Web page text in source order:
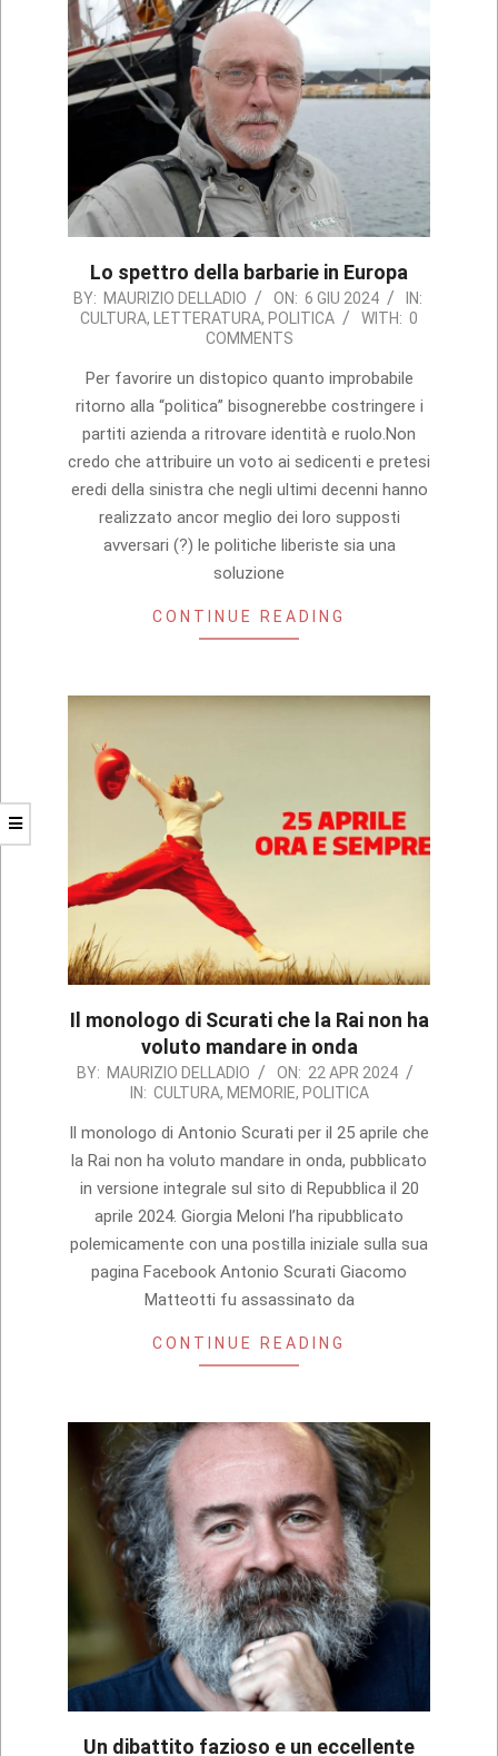
Lo spettro della barbarie in Europa
2024-
06-
BY: MAURIZIO DELLADIO ON: 6 GIU 2024
IN:
CULTURA, LETTERATURA, POLITICA WITH: 0
COMMENTS
Per favorire un distopico quanto improbabile
ritorno alla “politica” bisognerebbe costringere i
partiti azienda a ritrovare identità e ruolo.Non
credo che attribuire un voto ai sedicenti e pretesi
eredi della sinistra che negli ultimi decenni hanno
realizzato ancor meglio dei loro supposti
avversari (?) le politiche liberiste sia una
soluzione
CONTINUE READING
Il monologo di Scurati che la Rai non ha
voluto mandare in onda
2024-
22
BY: MAURIZIO DELLADIO ON: 22 APR 2024
IN: CULTURA, MEMORIE, POLITICA
Il monologo di Antonio Scurati per il 25 aprile che
la Rai non ha voluto mandare in onda, pubblicato
in versione integrale sul sito di Repubblica il 20
aprile 2024. Giorgia Meloni l’ha ripubblicato
polemicamente con una postilla iniziale sulla sua
pagina Facebook Antonio Scurati Giacomo
Matteotti fu assassinato da
CONTINUE READING
Un dibattito fazioso e un eccellente